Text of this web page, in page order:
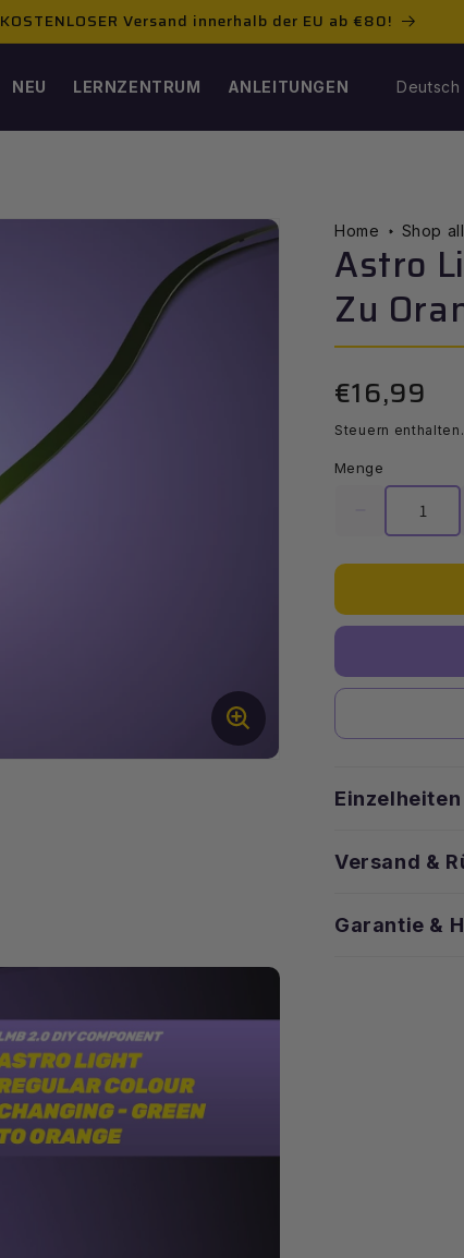
KOSTENLOSER Versand innerhalb der EU ab €80!
NEU LERNZENTRUM ANLEITUNGEN
S
P
A
C
H
E
Deutsch
Home Shop all
Astro
Zu
Normaler
Preis
€16,99
Steuern enthalten.
Menge
Astro
Regular
zu
Pack)
Einzelheiten
Versand &
Garantie &